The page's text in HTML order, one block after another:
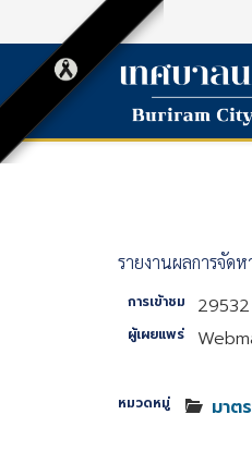
รายงานผลการจัด
การเข้าชม
ผู้เผยแพร่
หมวดหมู่ มาต